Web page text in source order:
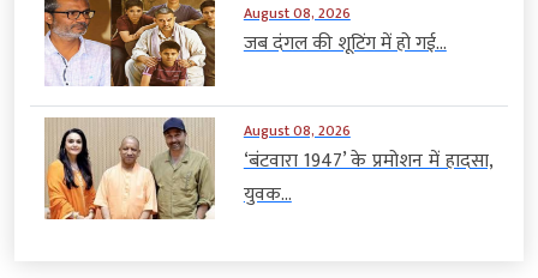
August 08, 2026
जब दंगल की शूटिंग में हो गई...
August 08, 2026
‘बंटवारा 1947’ के प्रमोशन में हादसा,
युवक...